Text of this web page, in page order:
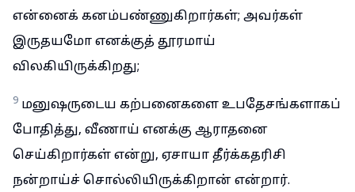
என்னைக் கனம்பண்ணுகிறார்கள்; அவர்கள்
இருதயமோ எனக்குத் தூரமாய்
விலகியிருக்கிறது;
9 மனுஷருடைய கற்பனைகளை உபதேசங்களாகப்
போதித்து, வீணாய் எனக்கு ஆராதனை
செய்கிறார்கள் என்று, ஏசாயா தீர்க்கதரிசி
நன்றாய்ச் சொல்லியிருக்கிறான் என்றார்.